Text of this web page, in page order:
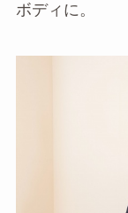
ボディに。